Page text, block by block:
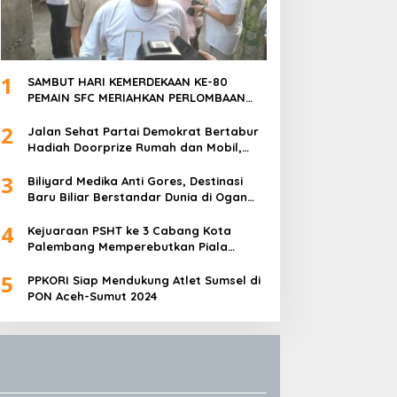
1
SAMBUT HARI KEMERDEKAAN KE-80
PEMAIN SFC MERIAHKAN PERLOMBAAN
2
Jalan Sehat Partai Demokrat Bertabur
Hadiah Doorprize Rumah dan Mobil,
3
Biliyard Medika Anti Gores, Destinasi
Baru Biliar Berstandar Dunia di Ogan
4
Kejuaraan PSHT ke 3 Cabang Kota
Palembang Memperebutkan Piala
5
PPKORI Siap Mendukung Atlet Sumsel di
PON Aceh-Sumut 2024